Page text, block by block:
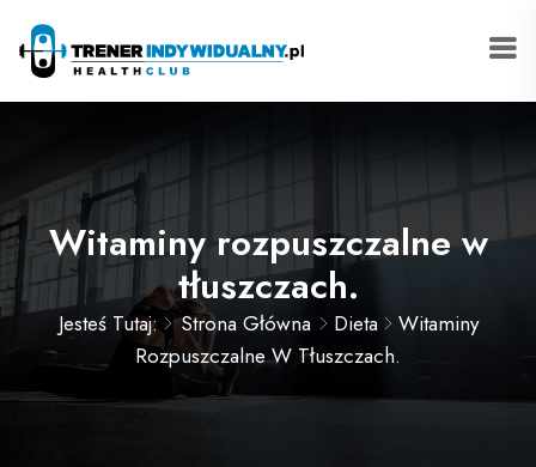
Witaminy rozpuszczalne w
tłuszczach.
Jesteś Tutaj: Strona Główna Dieta
Witaminy
Rozpuszczalne W Tłuszczach.